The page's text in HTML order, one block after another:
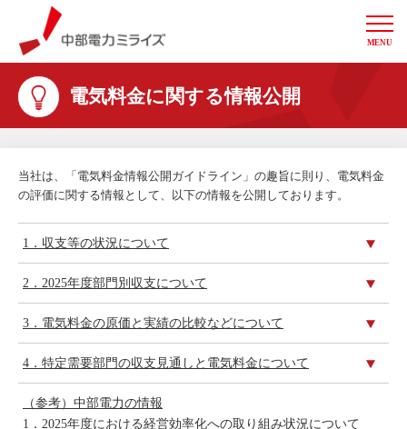
中部電力ミライズ
MENU
電気料金に関する情報公開
当社は、「電気料金情報公開ガイドライン」の趣旨に則り、電気料金
の評価に関する情報として、以下の情報を公開しております。
1．収支等の状況について
2．2025年度部門別収支について
3．電気料金の原価と実績の比較などについて
4．特定需要部門の収支見通しと電気料金について
（参考）中部電力の情報
1．2025年度における経営効率化への取り組み状況について